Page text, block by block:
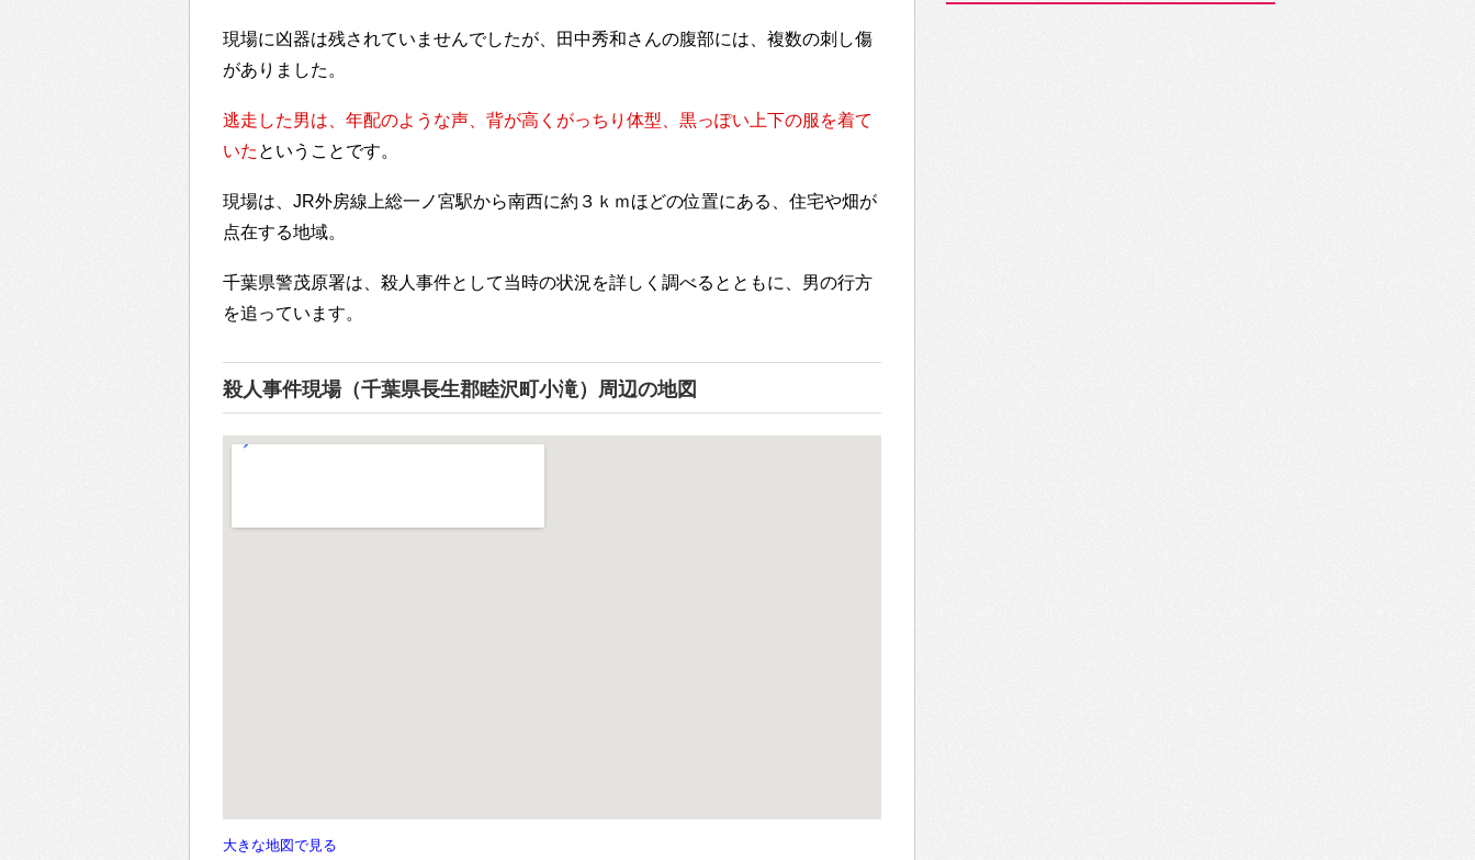
現場に凶器は残されていませんでしたが、田中秀和さんの腹部には、複数の刺し傷
がありました。
逃走した男は、年配のような声、背が高くがっちり体型、黒っぽい上下の服を着て
いた ということです。
現場は、JR外房線上総一ノ宮駅から南西に約３ｋｍほどの位置にある、住宅や畑が
点在する地域。
千葉県警茂原署は、殺人事件として当時の状況を詳しく調べるとともに、男の行方
を追っています。
殺人事件現場（千葉県長生郡睦沢町小滝）周辺の地図
大きな地図で見る